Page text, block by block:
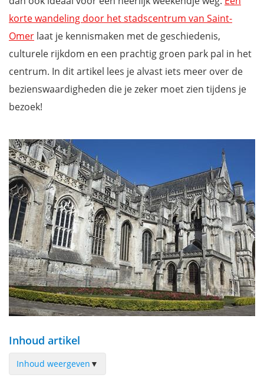
korte wandeling door het stadscentrum van Saint-
Omer laat je kennismaken met de geschiedenis,
culturele rijkdom en een prachtig groen park pal in het
centrum. In dit artikel lees je alvast iets meer over de
bezienswaardigheden die je zeker moet zien tijdens je
bezoek!
Inhoud artikel
Inhoud weergeven ▼